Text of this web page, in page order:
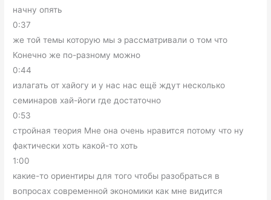
начну опять
0:37
же той темы которую мы э рассматривали о том что
Конечно же по-разному можно
0:44
излагать от хайогу и у нас нас ещё ждут несколько
семинаров хай-йоги где достаточно
0:53
стройная теория Мне она очень нравится потому что ну
фактически хоть какой-то хоть
1:00
какие-то ориентиры для того чтобы разобраться в
вопросах современной экономики как мне видится